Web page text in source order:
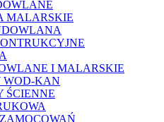
MALARSKIE
I MALARSKIE
WOD-KAN
ŚCIENNE